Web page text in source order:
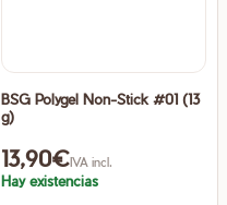
BSG Polygel Non-Stick #01 (13
g)
13,90€IVA incl.
Hay existencias